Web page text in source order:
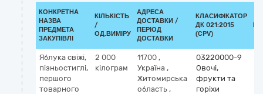
КОНКРЕТНА
НАЗВА
ПРЕДМЕТА
ЗАКУПІВЛІ
КІЛЬКІСТЬ
/
ОД.ВИМІРУ
АДРЕСА
ДОСТАВКИ /
ПЕРІОД
ДОСТАВКИ
КЛАСИФІКАТОР
ДК 021:2015
(CPV)
Яблука свіжі,
пізньостиглі,
першого
товарного
2 000
кілограм
11700 ,
Україна ,
Житомирська
область ,
03220000-9
Овочі,
фрукти та
горіхи